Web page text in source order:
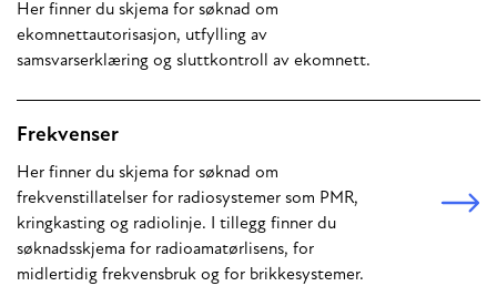
Her finner du skjema for søknad om
ekomnettautorisasjon, utfylling av
samsvarserklæring og sluttkontroll av ekomnett.
Frekvenser
Her finner du skjema for søknad om
frekvenstillatelser for radiosystemer som PMR,
kringkasting og radiolinje. I tillegg finner du
søknadsskjema for radioamatørlisens, for
midlertidig frekvensbruk og for brikkesystemer.